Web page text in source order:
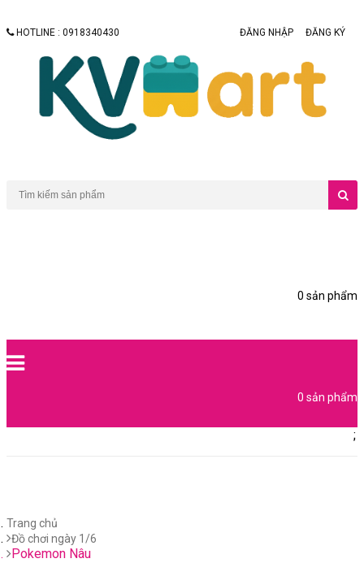
HOTLINE : 0918340430 ĐĂNG NHẬP ĐĂNG KÝ
0 sản phẩm
0 sản phẩm
;
Trang chủ
Đồ chơi ngày 1/6
Pokemon Nâu